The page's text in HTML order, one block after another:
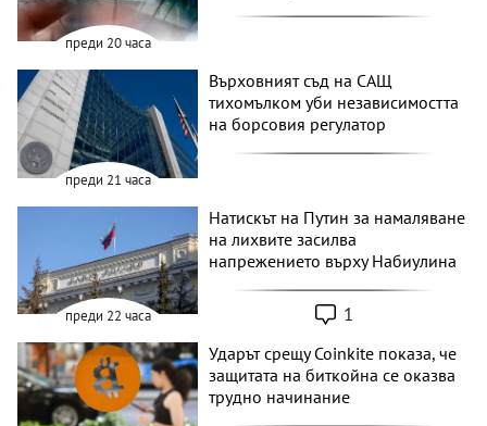
преди 20 часа
преди 21 часа
Върховният съд на САЩ
тихомълком уби независимостта
на борсовия регулатор
преди 22 часа
Натискът на Путин за намаляване
на лихвите засилва
напрежението върху Набиулина
1
Ударът срещу Coinkite показа, че
защитата на биткойна се оказва
трудно начинание